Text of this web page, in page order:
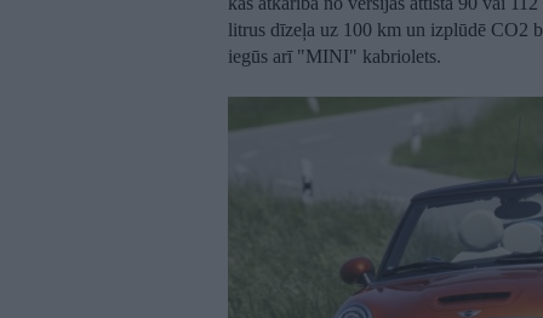
litrus dīzeļa uz 100 km un izplūdē CO2
iegūs arī "MINI" kabriolets.